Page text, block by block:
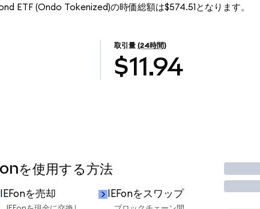
ETF (Ondo Tokenized)の時価総額は$574.51となります。
取引量 (24時間)
$11.94
を使用する方法
IEFonを売却 IEFonをスワップ
取引